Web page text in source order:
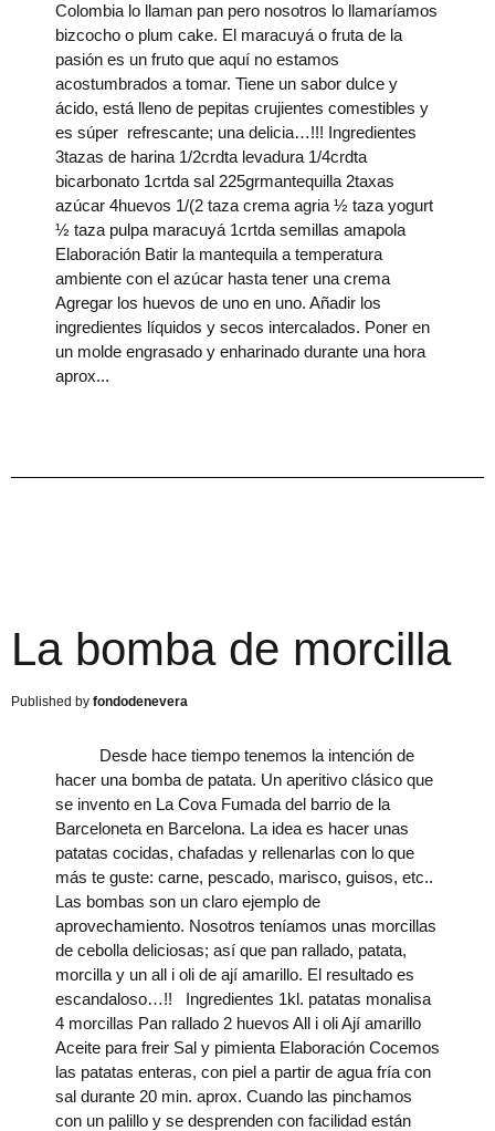
Colombia lo llaman pan pero nosotros lo llamaríamos
bizcocho o plum cake. El maracuyá o fruta de la
pasión es un fruto que aquí no estamos
acostumbrados a tomar. Tiene un sabor dulce y
ácido, está lleno de pepitas crujientes comestibles y
es súper refrescante; una delicia…!!! Ingredientes
3tazas de harina 1/2crdta levadura 1/4crdta
bicarbonato 1crtda sal 225grmantequilla 2taxas
azúcar 4huevos 1/(2 taza crema agria ½ taza yogurt
½ taza pulpa maracuyá 1crtda semillas amapola
Elaboración Batir la mantequila a temperatura
ambiente con el azúcar hasta tener una crema
Agregar los huevos de uno en uno. Añadir los
ingredientes líquidos y secos intercalados. Poner en
un molde engrasado y enharinado durante una hora
aprox
La bomba de morcilla
fondodenevera
Desde hace tiempo tenemos la intención de
hacer una bomba de patata. Un aperitivo clásico que
se invento en La Cova Fumada del barrio de la
Barceloneta en Barcelona. La idea es hacer unas
patatas cocidas, chafadas y rellenarlas con lo que
más te guste: carne, pescado, marisco, guisos, etc..
Las bombas son un claro ejemplo de
aprovechamiento. Nosotros teníamos unas morcillas
de cebolla deliciosas; así que pan rallado, patata,
morcilla y un all i oli de ají amarillo. El resultado es
escandaloso…!! Ingredientes 1kl. patatas monalisa
4 morcillas Pan rallado 2 huevos All i oli Ají amarillo
Aceite para freir Sal y pimienta Elaboración Cocemos
las patatas enteras, con piel a partir de agua fría con
sal durante 20 min. aprox. Cuando las pinchamos
con un palillo y se desprenden con facilidad están